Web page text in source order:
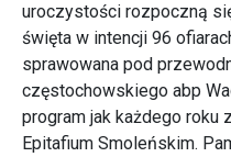
uroczystości rozpoczną
święta w intencji 96
sprawowana pod
częstochowskiego abp
program jak każdego roku
Epitafium Smoleńskim.